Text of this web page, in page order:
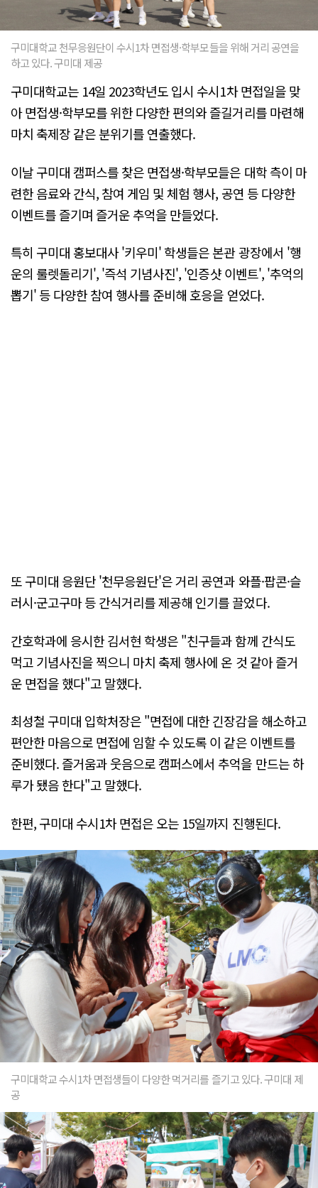
구미대학교 천무응원단이 수시1차 면접생·학부모들을 위해 거리 공연을
하고 있다. 구미대 제공
구미대학교는 14일 2023학년도 입시 수시1차 면접일을 맞
아 면접생·학부모를 위한 다양한 편의와 즐길거리를 마련해
마치 축제장 같은 분위기를 연출했다.
이날 구미대 캠퍼스를 찾은 면접생·학부모들은 대학 측이 마
련한 음료와 간식, 참여 게임 및 체험 행사, 공연 등 다양한
이벤트를 즐기며 즐거운 추억을 만들었다.
특히 구미대 홍보대사 '키우미' 학생들은 본관 광장에서 '행
운의 룰렛돌리기', '즉석 기념사진', '인증샷 이벤트', '추억의
뽑기' 등 다양한 참여 행사를 준비해 호응을 얻었다.
또 구미대 응원단 '천무응원단'은 거리 공연과 와플·팝콘·슬
러시·군고구마 등 간식거리를 제공해 인기를 끌었다.
간호학과에 응시한 김서현 학생은 "친구들과 함께 간식도
먹고 기념사진을 찍으니 마치 축제 행사에 온 것 같아 즐거
운 면접을 했다"고 말했다.
최성철 구미대 입학처장은 "면접에 대한 긴장감을 해소하고
편안한 마음으로 면접에 임할 수 있도록 이 같은 이벤트를
준비했다. 즐거움과 웃음으로 캠퍼스에서 추억을 만드는 하
루가 됐음 한다"고 말했다.
한편, 구미대 수시1차 면접은 오는 15일까지 진행된다.
구미대학교 수시1차 면접생들이 다양한 먹거리를 즐기고 있다. 구미대 제
공